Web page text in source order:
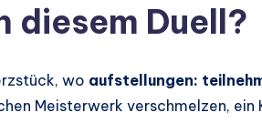
diesem Duell?
wo aufstellungen:
Meisterwerk verschmelzen,